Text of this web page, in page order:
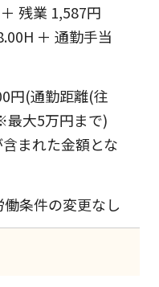
残業 1,587円
＋ 通勤手当
円(通勤距離(往
大5万円まで)
まれた金額とな
条件の変更なし